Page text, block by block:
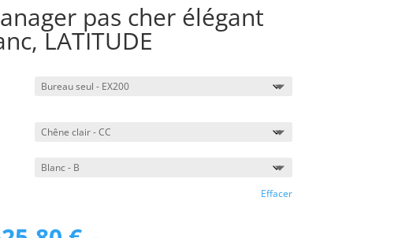
pas cher élégant
LATITUDE
Effacer